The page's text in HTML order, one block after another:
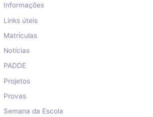
Informações
Links úteis
Matrículas
Notícias
PADDE
Projetos
Provas
Semana da Escola